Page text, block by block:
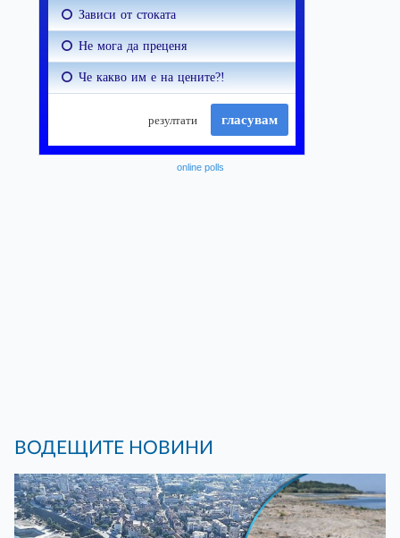
online polls
ВОДЕЩИТЕ НОВИНИ